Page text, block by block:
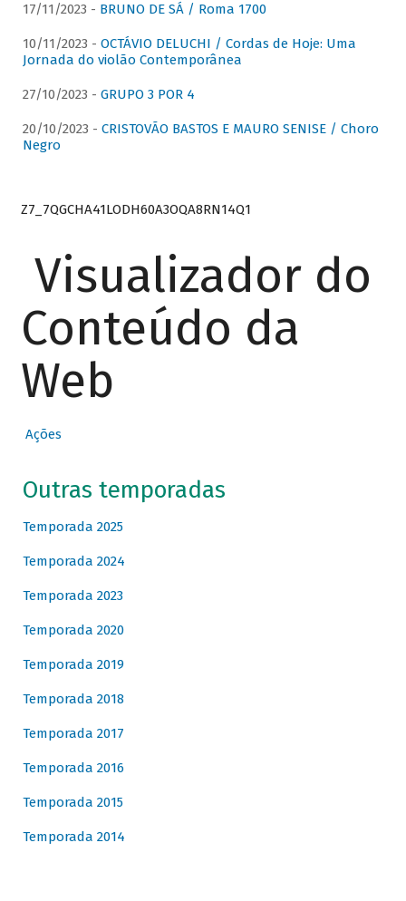
17/11/2023 - BRUNO DE SÁ / Roma 1700
10/11/2023 - OCTÁVIO DELUCHI / Cordas de Hoje: Uma
Jornada do violão Contemporânea
27/10/2023 - GRUPO 3 POR 4
20/10/2023 - CRISTOVÃO BASTOS E MAURO SENISE / Choro
Negro
Z7_7QGCHA41LODH60A3OQA8RN14Q1
Visualizador do
Conteúdo da
Web
Ações
Outras temporadas
Temporada 2025
Temporada 2024
Temporada 2023
Temporada 2020
Temporada 2019
Temporada 2018
Temporada 2017
Temporada 2016
Temporada 2015
Temporada 2014